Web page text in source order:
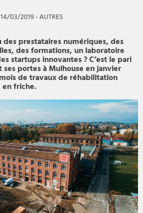
14/03/2019-AUTRES
des prestataires numériques, des
des formations, un laboratoire
startups innovantes ? C’est le pari
portes à Mulhouse en janvier
de travaux de réhabilitation
en friche.